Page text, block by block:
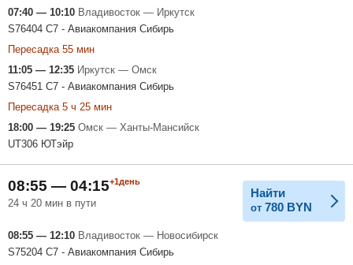
07:40 — 10:10 Владивосток — Иркутск
S76404 С7 - Авиакомпания Сибирь
Пересадка 55 мин
11:05 — 12:35 Иркутск — Омск
S76451 С7 - Авиакомпания Сибирь
Пересадка 5 ч 25 мин
18:00 — 19:25 Омск — Ханты-Мансийск
UT306 ЮТэйр
08:55 — 04:15+1день
24 ч 20 мин в пути
Найти
от 780 BYN
08:55 — 12:10 Владивосток — Новосибирск
S75204 С7 - Авиакомпания Сибирь